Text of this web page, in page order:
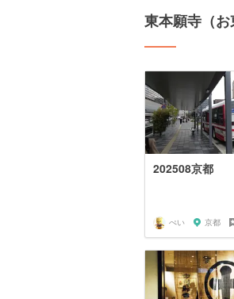
東本願寺（
202508京都
ぺい 京都